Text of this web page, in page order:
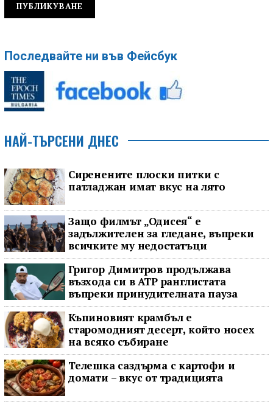
Последвайте ни във Фейсбук
НАЙ-ТЪРСЕНИ ДНЕС
Сиренените плоски питки с
патладжан имат вкус на лято
Защо филмът „Одисея“ е
задължителен за гледане, въпреки
всичките му недостатъци
Григор Димитров продължава
възхода си в ATP ранглистата
въпреки принудителната пауза
Къпиновият крамбъл е
старомодният десерт, който носех
на всяко събиране
Телешка саздърма с картофи и
домати – вкус от традицията